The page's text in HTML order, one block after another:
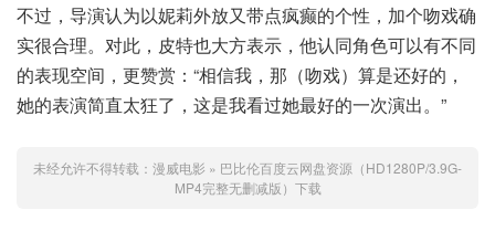
不过，导演认为以妮莉外放又带点疯癫的个性，加个吻戏确
实很合理。对此，皮特也大方表示，他认同角色可以有不同
的表现空间，更赞赏：“相信我，那（吻戏）算是还好的，
她的表演简直太狂了，这是我看过她最好的一次演出。”
未经允许不得转载： 漫威电影 » 巴比伦百度云网盘资源（HD1280P/3.9G-
MP4完整无删减版）下载